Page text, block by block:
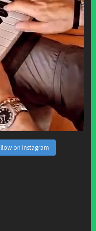
on Instagram